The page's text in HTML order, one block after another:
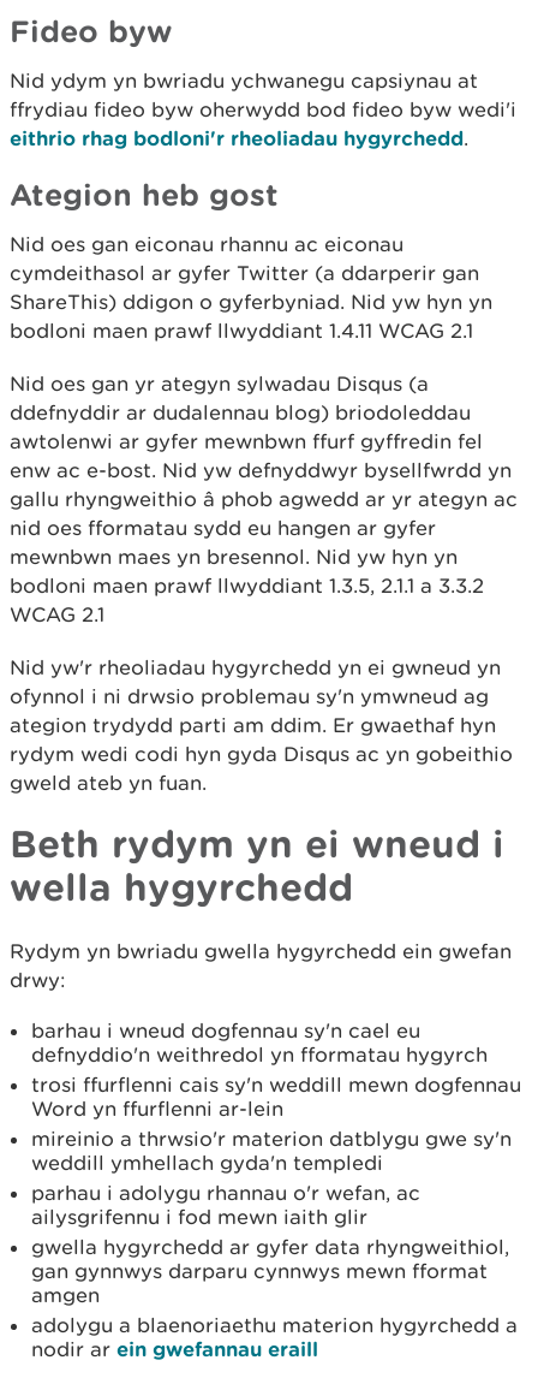
Fideo byw
Nid ydym yn bwriadu ychwanegu capsiynau at
ffrydiau fideo byw oherwydd bod fideo byw wedi'i
eithrio rhag bodloni'r rheoliadau hygyrchedd.
Ategion heb gost
Nid oes gan eiconau rhannu ac eiconau
cymdeithasol ar gyfer Twitter (a ddarperir gan
ShareThis) ddigon o gyferbyniad. Nid yw hyn yn
bodloni maen prawf llwyddiant 1.4.11 WCAG 2.1
Nid oes gan yr ategyn sylwadau Disqus (a
ddefnyddir ar dudalennau blog) briodoleddau
awtolenwi ar gyfer mewnbwn ffurf gyffredin fel
enw ac e-bost. Nid yw defnyddwyr bysellfwrdd yn
gallu rhyngweithio â phob agwedd ar yr ategyn ac
nid oes fformatau sydd eu hangen ar gyfer
mewnbwn maes yn bresennol. Nid yw hyn yn
bodloni maen prawf llwyddiant 1.3.5, 2.1.1 a 3.3.2
WCAG 2.1
Nid yw'r rheoliadau hygyrchedd yn ei gwneud yn
ofynnol i ni drwsio problemau sy'n ymwneud ag
ategion trydydd parti am ddim. Er gwaethaf hyn
rydym wedi codi hyn gyda Disqus ac yn gobeithio
gweld ateb yn fuan.
Beth rydym yn ei wneud i
wella hygyrchedd
Rydym yn bwriadu gwella hygyrchedd ein gwefan
drwy:
barhau i wneud dogfennau sy'n cael eu
defnyddio'n weithredol yn fformatau hygyrch
trosi ffurflenni cais sy'n weddill mewn dogfennau
Word yn ffurflenni ar-lein
mireinio a thrwsio'r materion datblygu gwe sy'n
weddill ymhellach gyda'n templedi
parhau i adolygu rhannau o'r wefan, ac
ailysgrifennu i fod mewn iaith glir
gwella hygyrchedd ar gyfer data rhyngweithiol,
gan gynnwys darparu cynnwys mewn fformat
amgen
adolygu a blaenoriaethu materion hygyrchedd a
nodir ar ein gwefannau eraill